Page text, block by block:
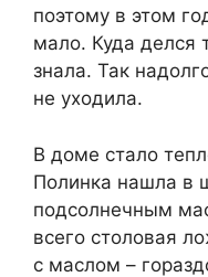
поэтому в этом
мало. Куда делся
знала. Так
не уходила.
В доме стало
Полинка нашла в
подсолнечным
всего столовая
с маслом –